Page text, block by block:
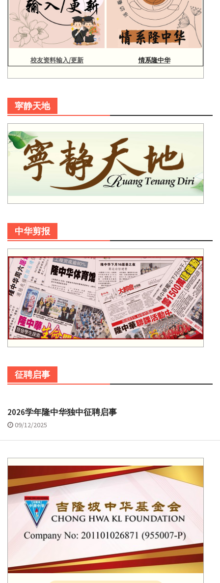
校友资料输入/更新 情系隆中华
寜静天地
中华剪报
征聘启事
2026学年隆中华独中征聘启事
09/12/2025